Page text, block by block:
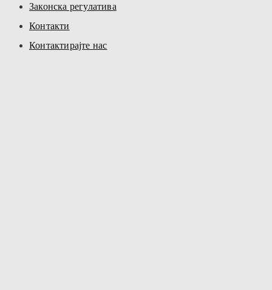
Законска регулатива
Контакти
Контактирајте нас